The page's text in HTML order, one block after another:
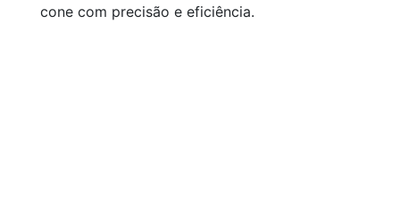
cone com precisão e eficiência.